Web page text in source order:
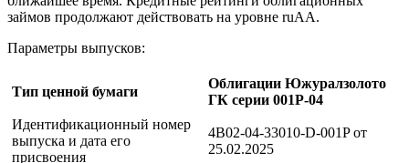
займов продолжают действовать на уровне ruAA.
Параметры выпусков:
Тип ценной бумаги
Облигации Южуралзолото
ГК серии 001P-04
Идентификационный номер
выпуска и дата его
присвоения
4B02-04-33010-D-001P от
25.02.2025